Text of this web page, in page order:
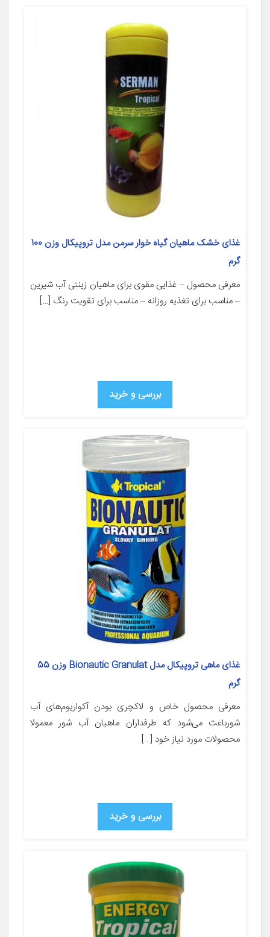
غذای خشک ماهیان گیاه خوار سرمن مدل تروپیکال وزن 100
گرم
معرفی محصول – غذایی مقوی برای ماهیان زینتی آب شیرین
– مناسب برای تغذیه روزانه – مناسب برای تقویت رنگ […]
بررسی و خرید
غذای ماهی تروپیکال مدل Bionautic Granulat وزن 55
گرم
معرفی محصول خاص و لاکچری بودن آکواریوم‌های آب
شورباعث می‌شود که طرفداران ماهیان آب شور معمولا
محصولات مورد نیاز خود […]
بررسی و خرید